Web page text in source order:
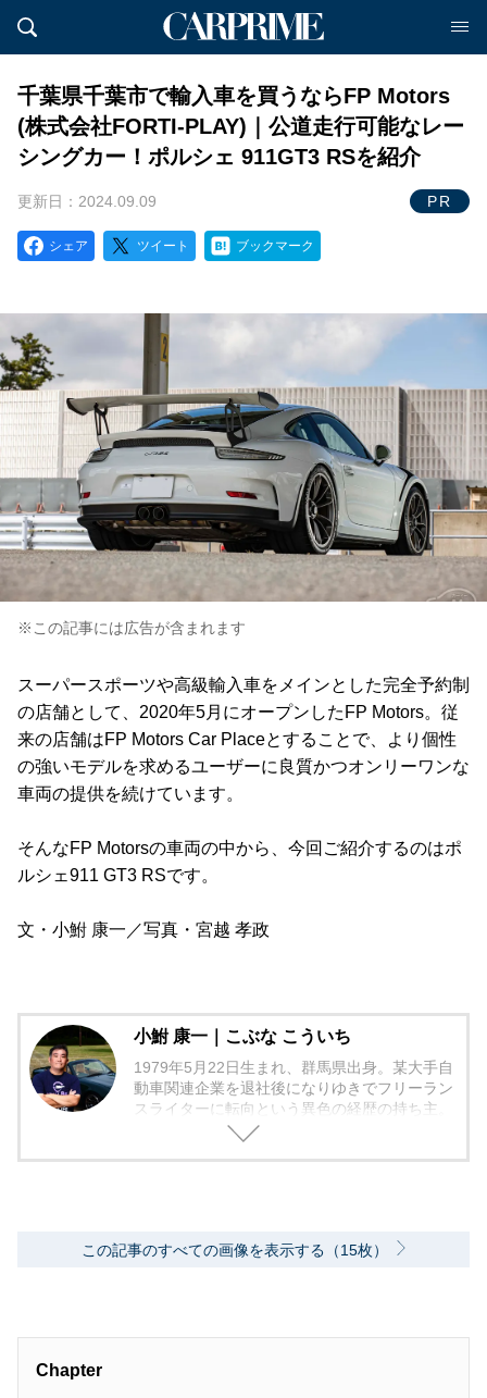
千葉県千葉市で輸入車を買うならFP Motors
(株式会社FORTI-PLAY)｜公道走行可能なレー
シングカー！ポルシェ 911GT3 RSを紹介
更新日：2024.09.09 PR
シェア ツイート ブックマーク
※この記事には広告が含まれます
スーパースポーツや高級輸入車をメインとした完全予約制
の店舗として、2020年5月にオープンしたFP Motors。従
来の店舗はFP Motors Car Placeとすることで、より個性
の強いモデルを求めるユーザーに良質かつオンリーワンな
車両の提供を続けています。
そんなFP Motorsの車両の中から、今回ご紹介するのはポ
ルシェ911 GT3 RSです。
文・小鮒 康一／写真・宮越 孝政
小鮒 康一｜こぶな こういち
1979年5月22日生まれ、群馬県出身。某大手自
動車関連企業を退社後になりゆきでフリーラン
スライターに転向という異色の経歴の持ち主。
国産旧車を中心にマニアックな視点での記事を
この記事のすべての画像を表示する（15枚）
Chapter